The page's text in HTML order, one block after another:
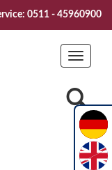
Vive la
0511 - 45960900
Toggle